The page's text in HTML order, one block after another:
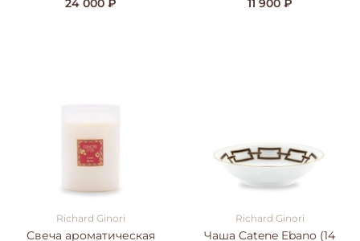
24 000 ₽
11 900 ₽
Richard Ginori
Свеча ароматическая
Richard Ginori
Чаша Catene Ebano (14